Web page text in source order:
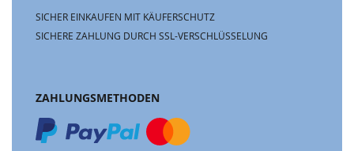
SICHER EINKAUFEN MIT KÄUFERSCHUTZ
SICHERE ZAHLUNG DURCH SSL-VERSCHLÜSSELUNG
ZAHLUNGSMETHODEN